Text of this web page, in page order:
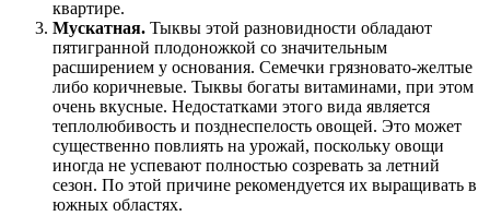
квартире.
Мускатная. Тыквы этой разновидности обладают
пятигранной плодоножкой со значительным
расширением у основания. Семечки грязновато-желтые
либо коричневые. Тыквы богаты витаминами, при этом
очень вкусные. Недостатками этого вида является
теплолюбивость и позднеспелость овощей. Это может
существенно повлиять на урожай, поскольку овощи
иногда не успевают полностью созревать за летний
сезон. По этой причине рекомендуется их выращивать в
южных областях.